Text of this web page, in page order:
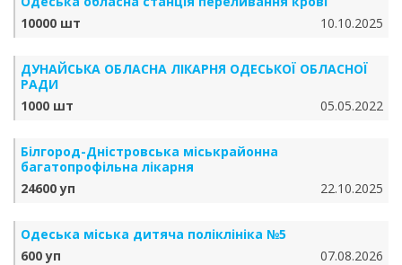
10000 шт
10.10.2025
ДУНАЙСЬКА ОБЛАСНА ЛІКАРНЯ ОДЕСЬКОЇ ОБЛАСНОЇ
РАДИ
1000 шт
05.05.2022
Білгород-Дністровська міськрайонна
багатопрофільна лікарня
24600 уп
22.10.2025
Одеська міська дитяча поліклініка №5
600 уп
07.08.2026